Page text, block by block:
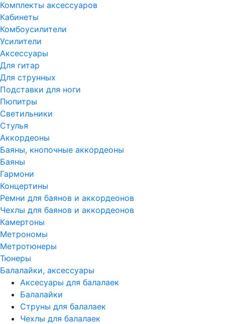
Комплекты аксессуаров
Кабинеты
Комбоусилители
Усилители
Аксессуары
Для гитар
Для струнных
Подставки для ноги
Пюпитры
Светильники
Стулья
Аккордеоны
Баяны, кнопочные аккордеоны
Баяны
Гармони
Концертины
Ремни для баянов и аккордеонов
Чехлы для баянов и аккордеонов
Камертоны
Метрономы
Метротюнеры
Тюнеры
Балалайки, аксессуары
Аксесуары для балалаек
Балалайки
Струны для балалаек
Чехлы для балалаек